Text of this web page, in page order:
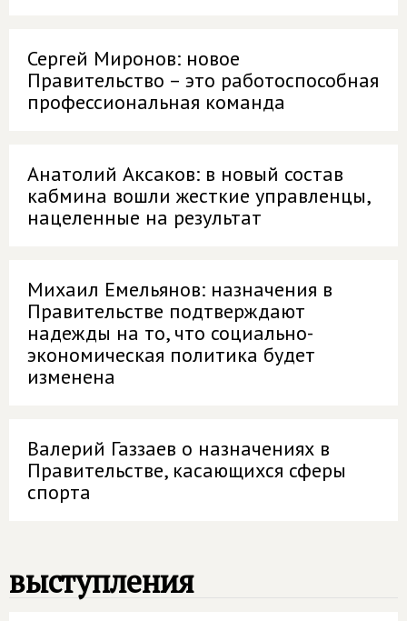
Сергей Миронов: новое
Правительство – это работоспособная
профессиональная команда
Анатолий Аксаков: в новый состав
кабмина вошли жесткие управленцы,
нацеленные на результат
Михаил Емельянов: назначения в
Правительстве подтверждают
надежды на то, что социально-
экономическая политика будет
изменена
Валерий Газзаев о назначениях в
Правительстве, касающихся сферы
спорта
выступления